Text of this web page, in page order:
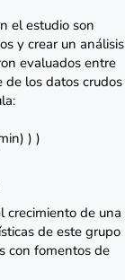
el estudio son
y crear un análisis
evaluados entre
los datos crudos
) )
crecimiento de una
de este grupo
con fomentos de